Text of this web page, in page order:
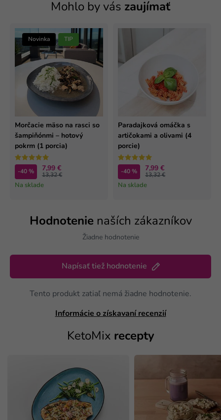
Mohlo by vás zaujímať
Novinka TIP
Morčacie mäso na rasci so
šampiňónmi – hotový
pokrm (1 porcia)
-40 % 7,99 €
13,32 €
Na sklade
Paradajková omáčka s
artičokami a olivami (4
porcie)
-40 % 7,99 €
13,32 €
Na sklade
Hodnotenie naších zákazníkov
Žiadne hodnotenie
Napísať tiež hodnotenie
Tento produkt zatiaľ nemá žiadne hodnotenie.
Informácie o získavaní recenzií
KetoMix recepty